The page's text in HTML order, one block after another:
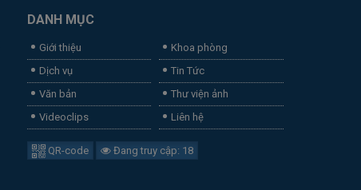
DANH MỤC
Giới thiệu
Khoa phòng
Dịch vụ
Tin Tức
Văn bản
Thư viện ảnh
Videoclips
Liên hệ
QR-code Đang truy cập: 18